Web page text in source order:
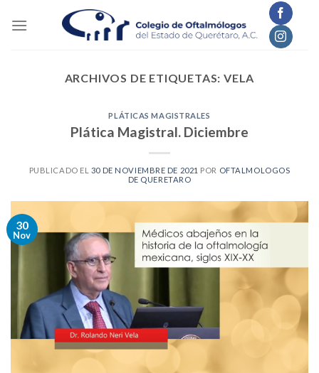
ARCHIVOS DE ETIQUETAS:VELA
PLÁTICAS MAGISTRALES
Plática Magistral. Diciembre
PUBLICADO EL 30 DE NOVIEMBRE DE 2021 POR OFTALMOLOGOS
DE QUERETARO
30
Nov